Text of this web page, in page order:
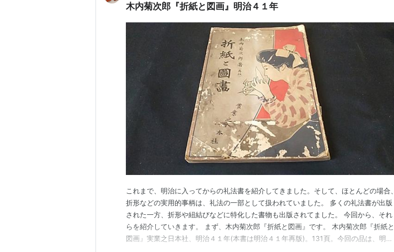
木内菊次郎『折紙と図画』明治４１年
これまで、明治に入ってからの礼法書を紹介してきました。そして、ほとんどの場合、
折形などの実用的事柄は、礼法の一部として扱われていました。 多くの礼法書が出版
された一方、折形や紐結びなどに特化した書物も出版されてました。 今回から、それ
らを紹介していきます。 まず、木内菊次郎『折紙と図画』です。 木内菊次郎『折紙と
図画』実業之日本社、明治４１年(本書は明治４１年再版)。131頁。今回の品は、明治